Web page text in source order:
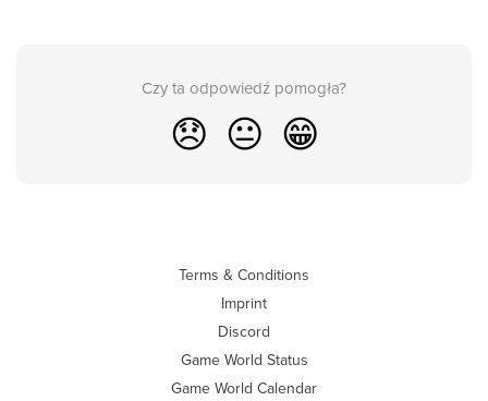
Czy ta odpowiedź pomogła?
😞 😐 😁
Terms & Conditions
Imprint
Discord
Game World Status
Game World Calendar